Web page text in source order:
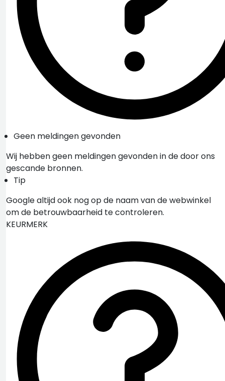
Geen meldingen gevonden
Wij hebben geen meldingen gevonden in de door ons
gescande bronnen.
Tip
Google altijd ook nog op de naam van de webwinkel
om de betrouwbaarheid te controleren.
KEURMERK